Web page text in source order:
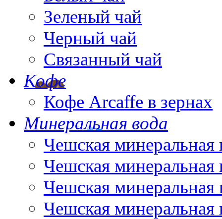
Зеленый чай
Черный чай
Связанный чай
Кофе
Кофе Arcaffe в зернах
Минеральная вода
Чешская минеральная
Чешская минеральная
Чешская минеральная
Чешская минеральная